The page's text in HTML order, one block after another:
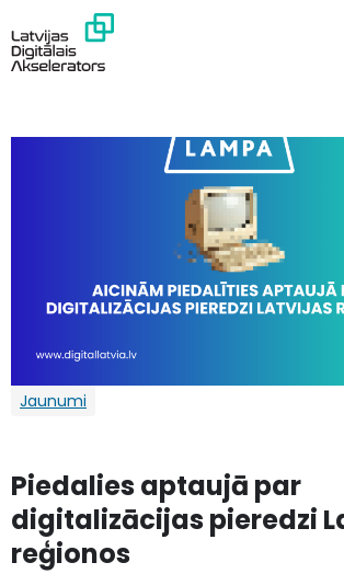
Jaunumi
Piedalies aptaujā par
digitalizācijas pieredzi
reģionos